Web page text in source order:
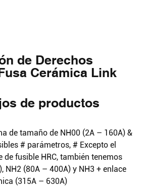
de Derechos
Cerámica Link
de productos
de tamaño de NH00 (2A – 160A) &
# parámetros, # Excepto el
de fusible HRC, también tenemos
NH2 (80A – 400A) y NH3 + enlace
(315A – 630A)